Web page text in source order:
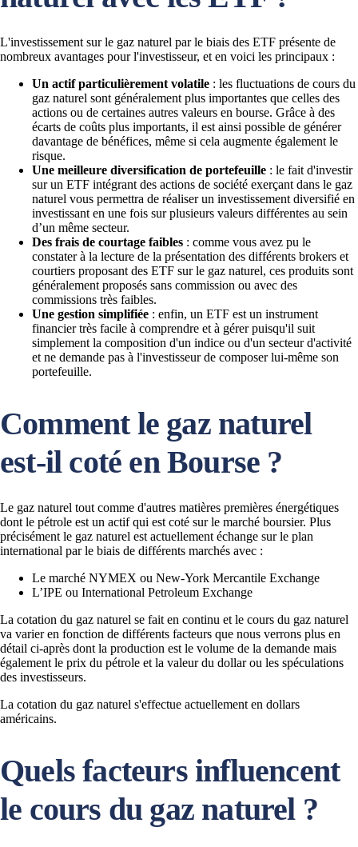
L'investissement sur le gaz naturel par le biais des ETF présente de
nombreux avantages pour l'investisseur, et en voici les principaux :
Un actif particulièrement volatile : les fluctuations de cours du
gaz naturel sont généralement plus importantes que celles des
actions ou de certaines autres valeurs en bourse. Grâce à des
écarts de coûts plus importants, il est ainsi possible de générer
davantage de bénéfices, même si cela augmente également le
risque.
Une meilleure diversification de portefeuille : le fait d'investir
sur un ETF intégrant des actions de société exerçant dans le gaz
naturel vous permettra de réaliser un investissement diversifié en
investissant en une fois sur plusieurs valeurs différentes au sein
d’un même secteur.
Des frais de courtage faibles : comme vous avez pu le
constater à la lecture de la présentation des différents brokers et
courtiers proposant des ETF sur le gaz naturel, ces produits sont
généralement proposés sans commission ou avec des
commissions très faibles.
Une gestion simplifiée : enfin, un ETF est un instrument
financier très facile à comprendre et à gérer puisqu'il suit
simplement la composition d'un indice ou d'un secteur d'activité
et ne demande pas à l'investisseur de composer lui-même son
portefeuille.
Comment le gaz naturel
est-il coté en Bourse ?
Le gaz naturel tout comme d'autres matières premières énergétiques
dont le pétrole est un actif qui est coté sur le marché boursier. Plus
précisément le gaz naturel est actuellement échange sur le plan
international par le biais de différents marchés avec :
Le marché NYMEX ou New-York Mercantile Exchange
L’IPE ou International Petroleum Exchange
La cotation du gaz naturel se fait en continu et le cours du gaz naturel
va varier en fonction de différents facteurs que nous verrons plus en
détail ci-après dont la production est le volume de la demande mais
également le prix du pétrole et la valeur du dollar ou les spéculations
des investisseurs.
La cotation du gaz naturel s'effectue actuellement en dollars
américains.
Quels facteurs influencent
le cours du gaz naturel ?